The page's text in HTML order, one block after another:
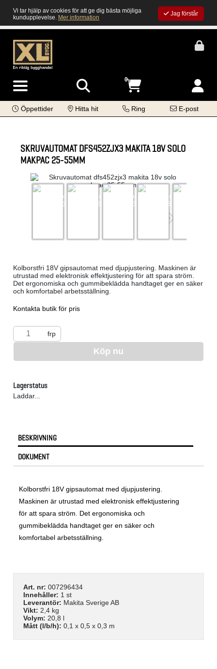
Vi tar hjälp av cookies för att ge dig bästa möjliga
kundupplevelse. Mer information
Jag förstår
0
Öppettider Hitta hit Ring E-post
SKRUVAUTOMAT DFS452ZJX3 MAKITA 18V SOLO
MAKPAC 25-55MM
Kolborstfri 18V gipsautomat med djupjustering. Maskinen är
utrustad med elektronisk effektjustering för att spara ström.
Det ergonomiska och gummibeklädda handtaget ger en säker
och komfortabel arbetsställning.
Kontakta butik för pris
frp
Köp nu
Lagerstatus
Laddar...
BESKRIVNING
DOKUMENT
Kolborstfri 18V gipsautomat med djupjustering.
Maskinen är utrustad med elektronisk effektjustering
för att spara ström. Det ergonomiska och
gummibeklädda handtaget ger en säker och
komfortabel arbetsställning.
Art. nr: 007296434
Innehåller: 1 st
Leverantör: Makita Sverige AB
Vikt: 2,4 kg
Volym: 20,8 l
Mått (l/b/h): 0,1 x 0,5 x 0,3 m